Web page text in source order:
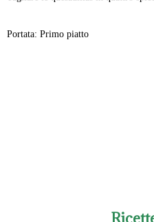
Portata: Primo piatto